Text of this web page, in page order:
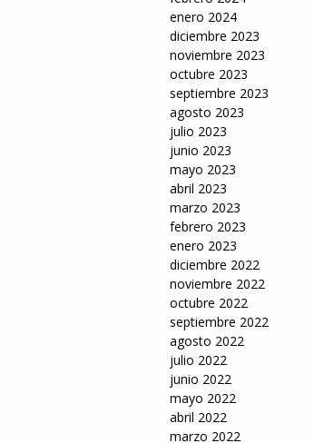
enero 2024
diciembre 2023
noviembre 2023
octubre 2023
septiembre 2023
agosto 2023
julio 2023
junio 2023
mayo 2023
abril 2023
marzo 2023
febrero 2023
enero 2023
diciembre 2022
noviembre 2022
octubre 2022
septiembre 2022
agosto 2022
julio 2022
junio 2022
mayo 2022
abril 2022
marzo 2022